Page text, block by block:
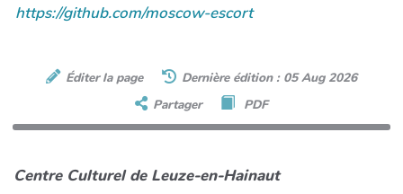
https://github.com/moscow-escort
Éditer la page
Dernière édition : 05 Aug 2026
Partager
PDF
Centre Culturel de Leuze-en-Hainaut